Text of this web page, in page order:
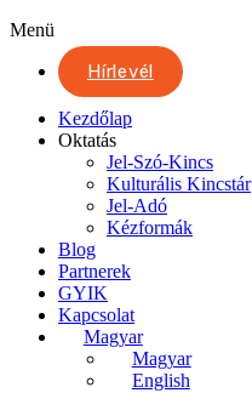
Menü
Hírlevél
Kezdőlap
Oktatás
Jel-Szó-Kincs
Kulturális Kincstár
Jel-Adó
Kézformák
Blog
Partnerek
GYIK
Kapcsolat
Magyar
Magyar
English